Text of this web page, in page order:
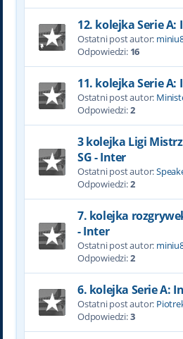
12. kolejka Serie
Ostatni post autor:
Odpowiedzi: 16
11. kolejka Serie A:
Ostatni post autor:
Odpowiedzi:2
3 kolejka Ligi
SG - Inter
Ostatni post autor:
Odpowiedzi:2
7. kolejka
- Inter
Ostatni post autor:
Odpowiedzi:2
6. kolejka Serie A:
Ostatni post autor:
Odpowiedzi:3